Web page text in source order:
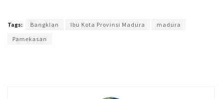
Tags: Bangklan Ibu Kota Provinsi Madura
madura
Pamekasan